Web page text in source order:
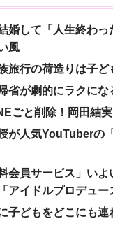
婚して「人生終わ
風
旅行の荷造りは子
省が劇的にラクに
ごと削除！岡田結
が人気YouTuberの
会員サービス」い
アイドルプロデュー
子どもをどこにも